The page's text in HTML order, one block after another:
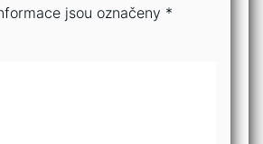
jsou označeny *